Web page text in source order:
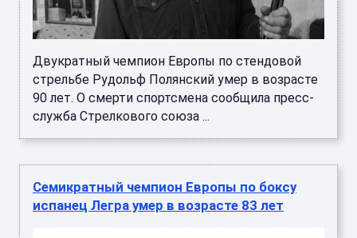
Двукратный чемпион Европы по стендовой
стрельбе Рудольф Полянский умер в возрасте
90 лет. О смерти спортсмена сообщила пресс-
служба Стрелкового союза ...
Семикратный чемпион Европы по боксу
испанец Легра умер в возрасте 83 лет